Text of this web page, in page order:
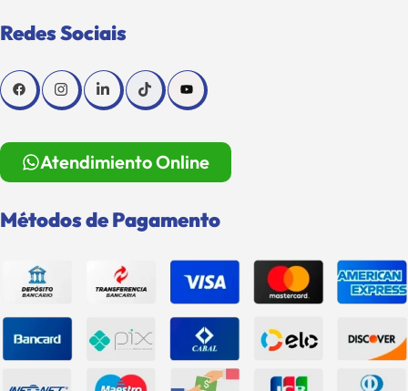
Redes Sociais
Atendimiento Online
Métodos de Pagamento